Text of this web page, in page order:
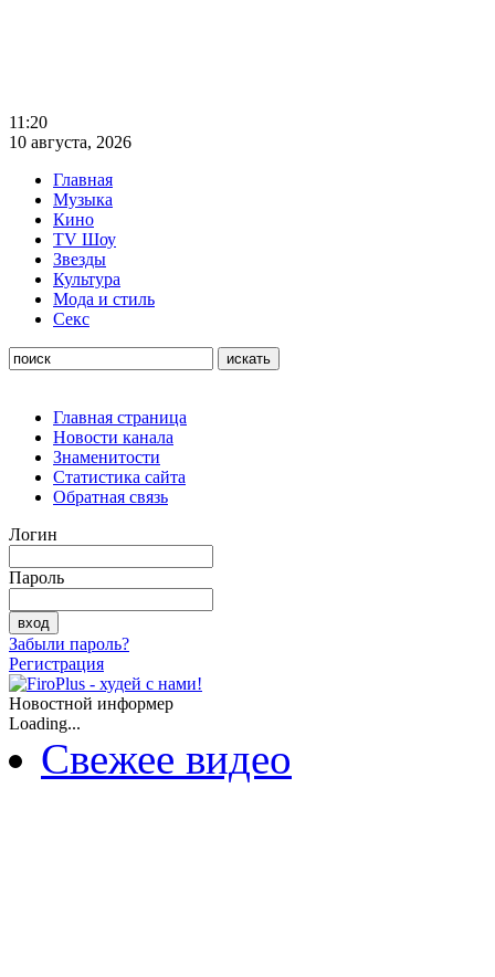
11:20
10 августа, 2026
Главная
Музыка
Кино
TV Шоу
Звезды
Культура
Мода и стиль
Секс
Главная страница
Новости канала
Знаменитости
Статистика сайта
Обратная связь
Логин
Пароль
Забыли пароль?
Регистрация
Новостной информер
Loading...
Свежее видео